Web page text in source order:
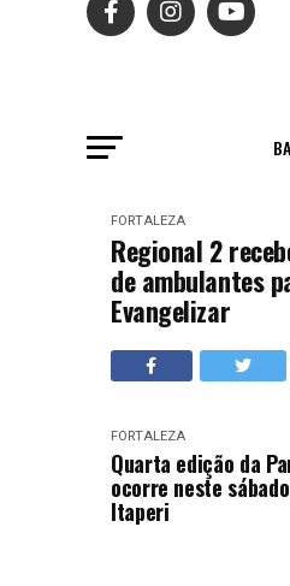
FORTALEZA
Regional 2
de ambulantes
Evangelizar
FORTALEZA
Quarta edição da
ocorre neste
Itaperi